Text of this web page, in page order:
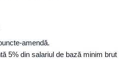
amendă.
5% din salariul de bază minim brut